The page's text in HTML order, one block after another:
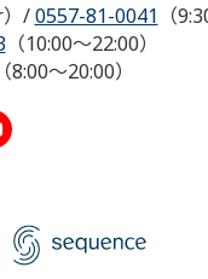
/ 0557-81-0041 （
（10:00～22:00）
（8:00～20:00）